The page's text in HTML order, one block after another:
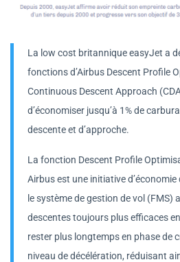
La low cost britannique easyJet a
fonctions d’Airbus Descent Profile
Continuous Descent Approach
d’économiser jusqu’à 1% de
descente et d’approche.
La fonction Descent Profile
Airbus est une initiative
le système de gestion de vol (FMS)
descentes toujours plus efficaces
rester plus longtemps en phase de
niveau de décélération, réduisant